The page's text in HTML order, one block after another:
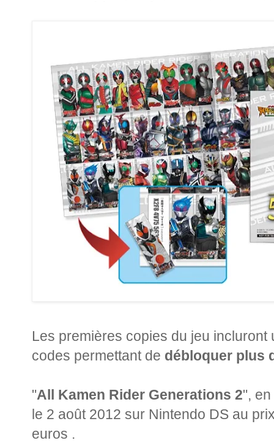
Les premières copies du jeu
codes permettant de débloquer plus
"All Kamen Rider Generations 2",
le 2 août 2012 sur Nintendo DS au
euros .